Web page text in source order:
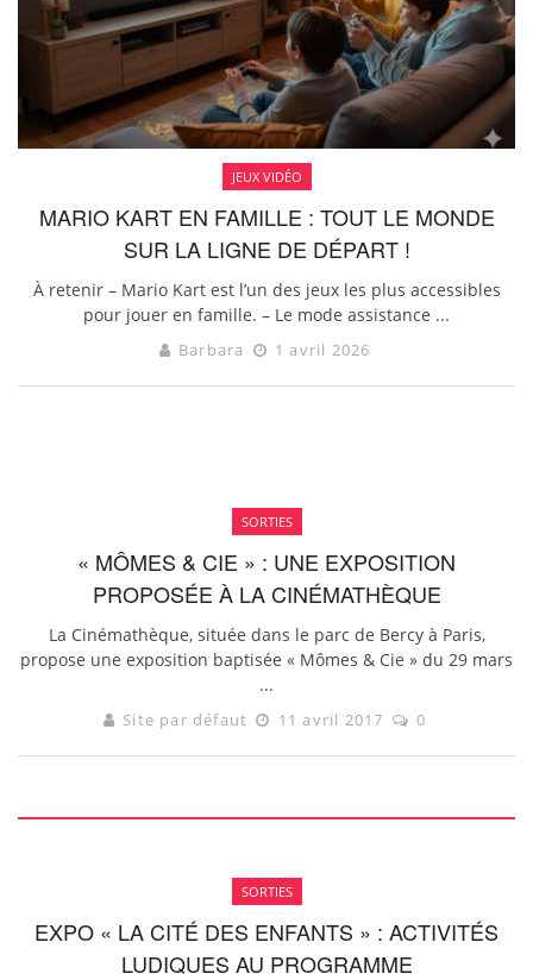
JEUX VIDÉO
MARIO KART EN FAMILLE : TOUT LE MONDE
SUR LA LIGNE DE DÉPART !
À retenir – Mario Kart est l’un des jeux les plus accessibles
pour jouer en famille. – Le mode assistance ...
Barbara 1 avril 2026
SORTIES
« MÔMES & CIE » : UNE EXPOSITION
PROPOSÉE À LA CINÉMATHÈQUE
La Cinémathèque, située dans le parc de Bercy à Paris,
propose une exposition baptisée « Mômes & Cie » du 29 mars
...
Site par défaut 11 avril 2017 0
SORTIES
EXPO « LA CITÉ DES ENFANTS » : ACTIVITÉS
LUDIQUES AU PROGRAMME